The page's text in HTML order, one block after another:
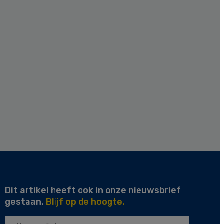
Dit artikel heeft ook in onze nieuwsbrief
gestaan. Blijf op de hoogte.
Uw